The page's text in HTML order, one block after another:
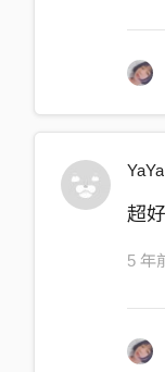
YaYa
超
5 年